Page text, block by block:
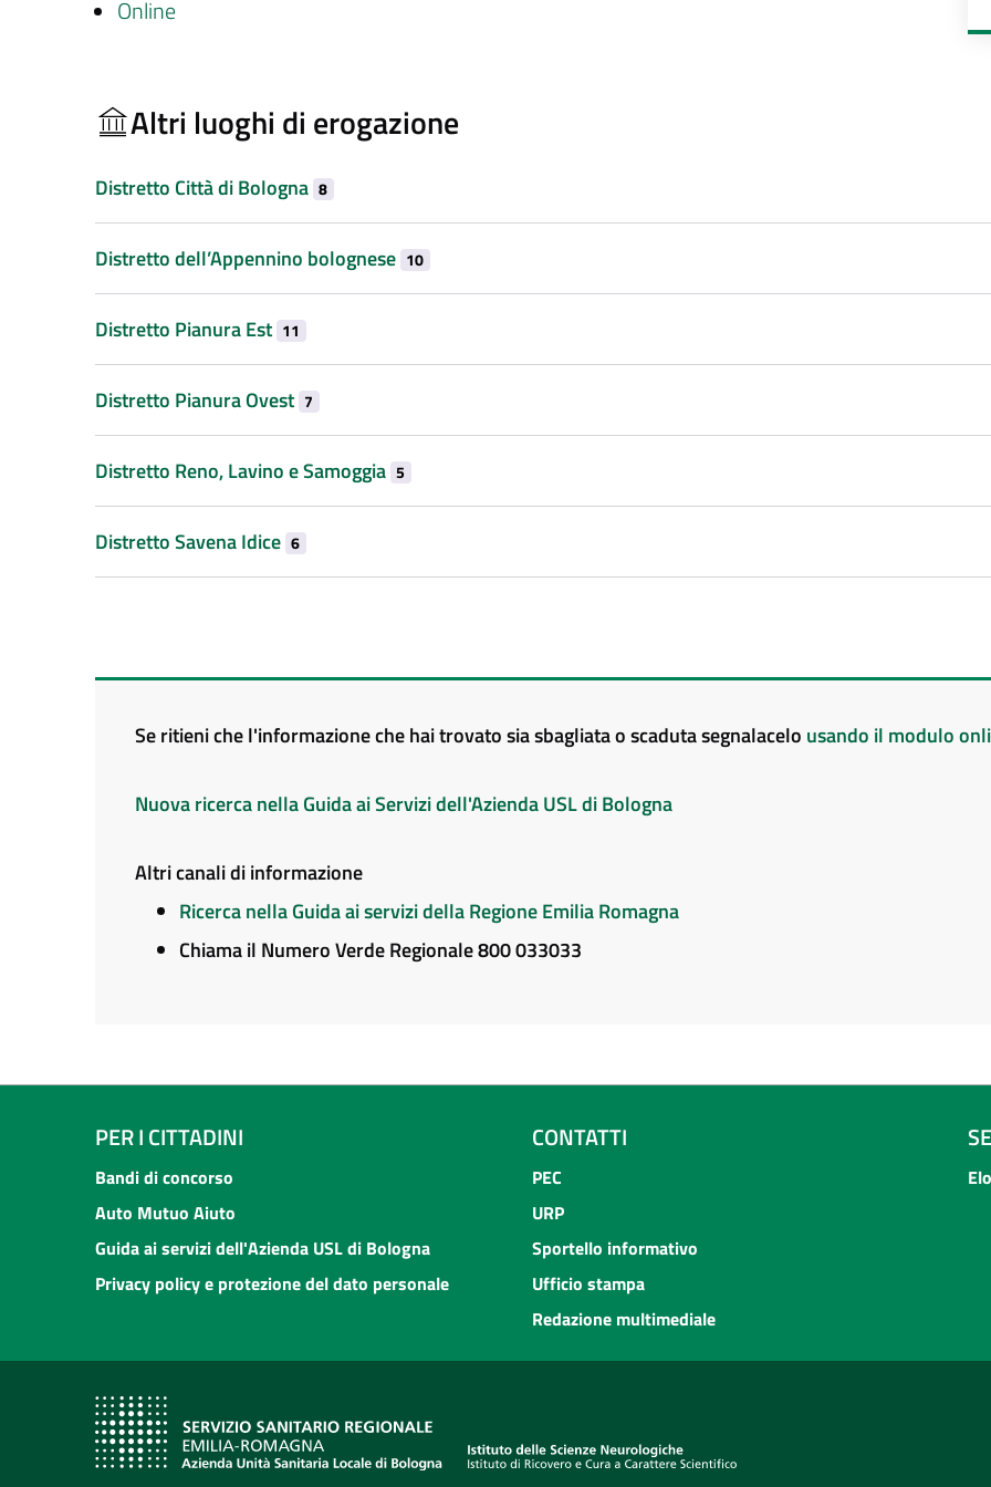
Online
Altri luoghi di erogazione
Distretto Città di Bologna 8
Distretto dell’Appennino bolognese 10
Distretto Pianura Est 11
Distretto Pianura Ovest 7
Distretto Reno, Lavino e Samoggia 5
Distretto Savena Idice 6
Se ritieni che l'informazione che hai trovato sia sbagliata o scaduta segnalacelo usando il modulo
Nuova ricerca nella Guida ai Servizi dell'Azienda USL di Bologna
Altri canali di informazione
Ricerca nella Guida ai servizi della Regione Emilia Romagna
Chiama il Numero Verde Regionale 800 033033
PER I CITTADINI
Bandi di concorso
Auto Mutuo Aiuto
Guida ai servizi dell'Azienda USL di Bologna
Privacy policy e protezione del dato personale
CONTATTI
PEC
URP
Sportello informativo
Ufficio stampa
Redazione multimediale